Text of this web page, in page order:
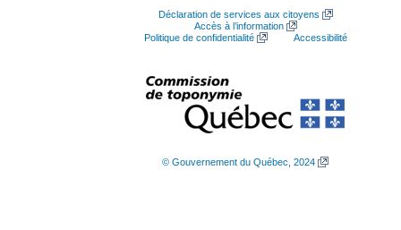
Déclaration de services aux citoyens
Accès à l’information
Politique de confidentialité
Accessibilité
© Gouvernement du Québec, 2024